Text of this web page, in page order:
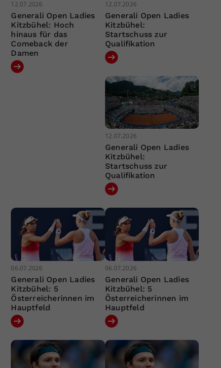
12.07.2026
Generali Open Ladies
Kitzbühel: Hoch
hinaus für das
Comeback der
Damen
12.07.2026
Generali Open Ladies
Kitzbühel:
Startschuss zur
Qualifikation
12.07.2026
Generali Open Ladies
Kitzbühel:
Startschuss zur
Qualifikation
06.07.2026
Generali Open Ladies
Kitzbühel: 5
Österreicherinnen im
Hauptfeld
06.07.2026
Generali Open Ladies
Kitzbühel: 5
Österreicherinnen im
Hauptfeld